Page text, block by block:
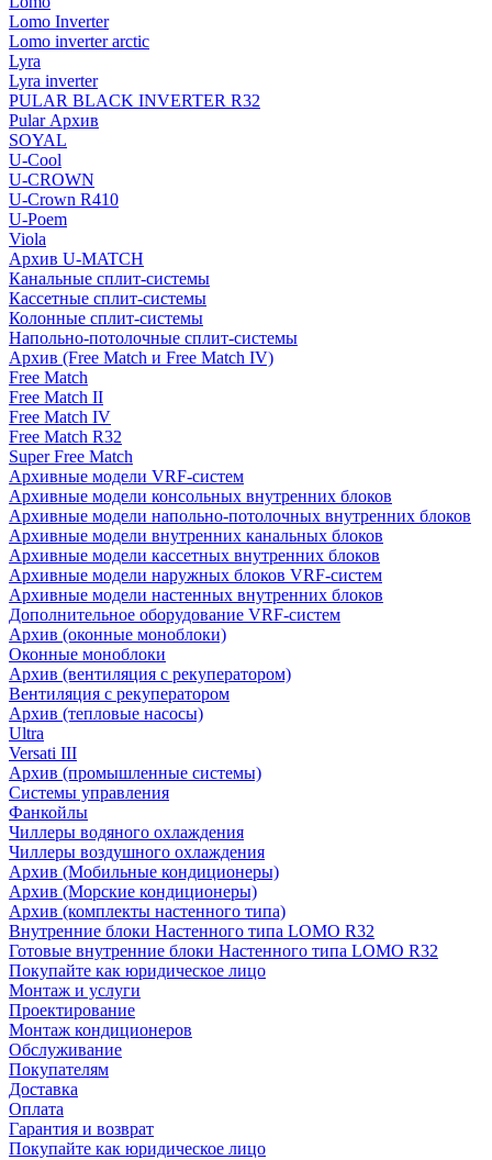
Lomo Inverter
Lomo inverter arctic
Lyra
Lyra inverter
PULAR BLACK INVERTER R32
Pular Архив
SOYAL
U-Cool
U-CROWN
U-Crown R410
U-Poem
Viola
Архив U-MATCH
Канальные сплит-системы
Кассетные сплит-системы
Колонные сплит-системы
Напольно-потолочные сплит-системы
Архив (Free Match и Free Match IV)
Free Match
Free Match II
Free Match IV
Free Match R32
Super Free Match
Архивные модели VRF-систем
Архивные модели консольных внутренних блоков
Архивные модели напольно-потолочных внутренних блоков
Архивные модели внутренних канальных блоков
Архивные модели кассетных внутренних блоков
Архивные модели наружных блоков VRF-систем
Архивные модели настенных внутренних блоков
Дополнительное оборудование VRF-систем
Архив (оконные моноблоки)
Оконные моноблоки
Архив (вентиляция с рекуператором)
Вентиляция с рекуператором
Архив (тепловые насосы)
Ultra
Versati III
Архив (промышленные системы)
Системы управления
Фанкойлы
Чиллеры водяного охлаждения
Чиллеры воздушного охлаждения
Архив (Мобильные кондиционеры)
Архив (Морские кондиционеры)
Архив (комплекты настенного типа)
Внутренние блоки Настенного типа LOMO R32
Готовые внутренние блоки Настенного типа LOMO R32
Покупайте как юридическое лицо
Монтаж и услуги
Проектирование
Монтаж кондиционеров
Обслуживание
Покупателям
Доставка
Оплата
Гарантия и возврат
Покупайте как юридическое лицо